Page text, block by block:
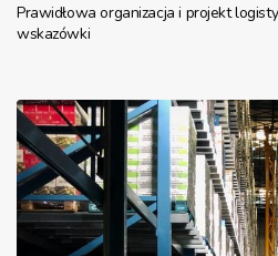
Prawidłowa organizacja i projekt
wskazówki